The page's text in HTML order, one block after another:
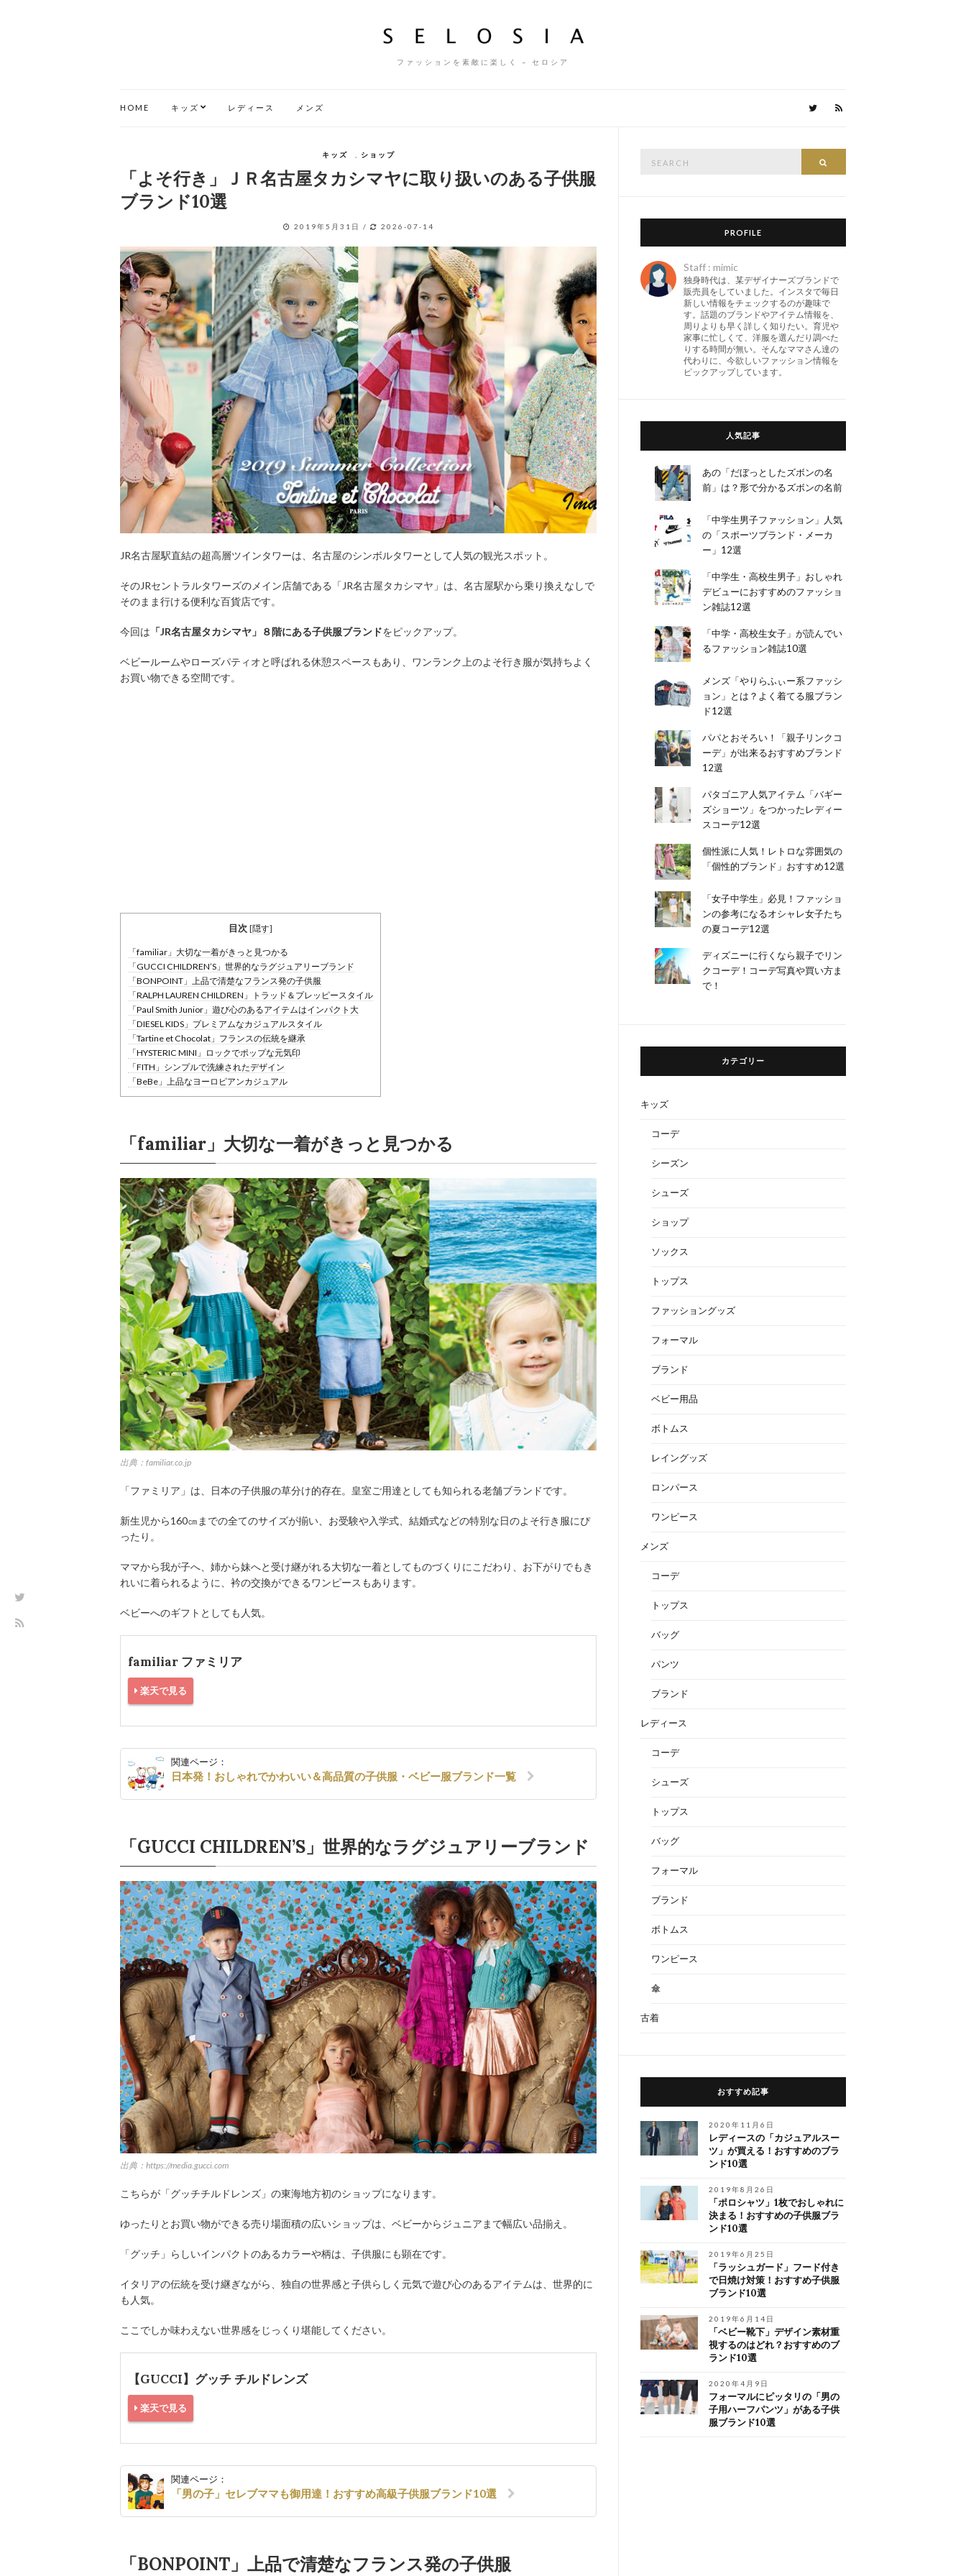
ファッションを素敵に楽しく – セロシア
HOME キッズ レディース メンズ
キッズ ショップ
「よそ行き」ＪＲ名古屋タカシマヤに取り扱いのある子供服
ブランド10選
2019年5月31日 / 2026-07-14
JR名古屋駅直結の超高層ツインタワーは、名古屋のシンボルタワーとして人気の観光スポット。
そのJRセントラルタワーズのメイン店舗である「JR名古屋タカシマヤ」は、名古屋駅から乗り換えなしで
そのまま行ける便利な百貨店です。
今回は 「JR名古屋タカシマヤ」８階にある子供服ブランドをピックアップ。
ベビールームやローズパティオと呼ばれる休憩スペースもあり、ワンランク上のよそ行き服が気持ちよく
お買い物できる空間です。
目次 [隠す]
「familiar」大切な一着がきっと見つかる
「GUCCI CHILDREN’S」世界的なラグジュアリーブランド
「BONPOINT」上品で清楚なフランス発の子供服
「RALPH LAUREN CHILDREN」トラッド＆プレッピースタイル
「Paul Smith Junior」遊び心のあるアイテムはインパクト大
「DIESEL KIDS」プレミアムなカジュアルスタイル
「Tartine et Chocolat」フランスの伝統を継承
「HYSTERIC MINI」ロックでポップな元気印
「FITH」シンプルで洗練されたデザイン
「BeBe」上品なヨーロピアンカジュアル
「familiar」大切な一着がきっと見つかる
出典：familiar.co.jp
「ファミリア」は、日本の子供服の草分け的存在。皇室ご用達としても知られる老舗ブランドです。
新生児から160㎝までの全てのサイズが揃い、お受験や入学式、結婚式などの特別な日のよそ行き服にぴ
ったり。
ママから我が子へ、姉から妹へと受け継がれる大切な一着としてものづくりにこだわり、お下がりでもき
れいに着られるように、衿の交換ができるワンピースもあります。
ベビーへのギフトとしても人気。
familiar ファミリア
楽天で見る
関連ページ：
日本発！おしゃれでかわいい＆高品質の子供服・ベビー服ブランド一覧
「GUCCI CHILDREN’S」世界的なラグジュアリーブランド
出典：https://media.gucci.com
こちらが「グッチチルドレンズ」の東海地方初のショップになります。
ゆったりとお買い物ができる売り場面積の広いショップは、ベビーからジュニアまで幅広い品揃え。
「グッチ」らしいインパクトのあるカラーや柄は、子供服にも顕在です。
イタリアの伝統を受け継ぎながら、独自の世界感と子供らしく元気で遊び心のあるアイテムは、世界的に
も人気。
ここでしか味わえない世界感をじっくり堪能してください。
【GUCCI】グッチ チルドレンズ
楽天で見る
関連ページ：
「男の子」セレブママも御用達！おすすめ高級子供服ブランド10選
「BONPOINT」上品で清楚なフランス発の子供服
PROFILE
Staff : mimic
独身時代は、某デザイナーズブランドで
販売員をしていました。インスタで毎日
新しい情報をチェックするのが趣味で
す。話題のブランドやアイテム情報を、
周りよりも早く詳しく知りたい。育児や
家事に忙しくて、洋服を選んだり調べた
りする時間が無い。そんなママさん達の
代わりに、今欲しいファッション情報を
ピックアップしています。
人気記事
あの「だぼっとしたズボンの名
前」は？形で分かるズボンの名前
「中学生男子ファッション」人気
の「スポーツブランド・メーカ
ー」12選
「中学生・高校生男子」おしゃれ
デビューにおすすめのファッショ
ン雑誌12選
「中学・高校生女子」が読んでい
るファッション雑誌10選
メンズ「やりらふぃー系ファッシ
ョン」とは？よく着てる服ブラン
ド12選
パパとおそろい！「親子リンクコ
ーデ」が出来るおすすめブランド
12選
パタゴニア人気アイテム「バギー
ズショーツ」をつかったレディー
スコーデ12選
個性派に人気！レトロな雰囲気の
「個性的ブランド」おすすめ12選
「女子中学生」必見！ファッショ
ンの参考になるオシャレ女子たち
の夏コーデ12選
ディズニーに行くなら親子でリン
クコーデ！コーデ写真や買い方ま
で！
カテゴリー
キッズ
コーデ
シーズン
シューズ
ショップ
ソックス
トップス
ファッショングッズ
フォーマル
ブランド
ベビー用品
ボトムス
レイングッズ
ロンパース
ワンピース
メンズ
コーデ
トップス
バッグ
パンツ
ブランド
レディース
コーデ
シューズ
トップス
バッグ
フォーマル
ブランド
ボトムス
ワンピース
傘
古着
おすすめ記事
2020年11月6日
レディースの「カジュアルスー
ツ」が買える！おすすめのブラ
ンド10選
2019年8月26日
「ポロシャツ」1枚でおしゃれに
決まる！おすすめの子供服ブラ
ンド10選
2019年6月25日
「ラッシュガード」フード付き
で日焼け対策！おすすめ子供服
ブランド10選
2019年6月14日
「ベビー靴下」デザイン素材重
視するのはどれ？おすすめのブ
ランド10選
2020年4月9日
フォーマルにピッタリの「男の
子用ハーフパンツ」がある子供
服ブランド10選